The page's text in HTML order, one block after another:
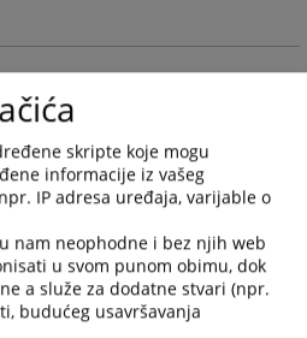
može odgoditi ili odložiti?
stranke obrate nadležnom
ciljem dobijanja isprave, a
odgovori ili odbije da istu
skripte koje mogu
informacije iz vašeg
IP adresa uređaja, varijable o
nam neophodne i bez njih web
u svom punom obimu, dok
a služe za dodatne stvari (npr.
budućeg usavršavanja